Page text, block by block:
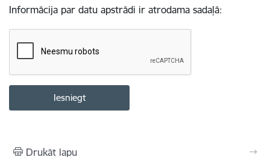
Informācija par datu apstrādi ir atrodama sadaļā:
Drukāt lapu